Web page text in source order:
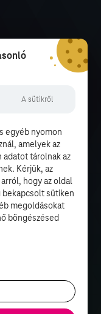
A sütikről
egyéb nyomon
amelyek az
tárolnak az
Kérjük, az
hogy az oldal
bekapcsolt sütiken
megoldásokat
böngészésed